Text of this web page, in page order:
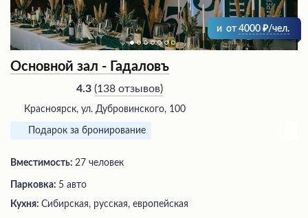
и от 4000 /чел.
Основной зал - Гадаловъ
4.3 (138 отзывов)
Красноярск, ул. Дубровинского, 100
Подарок за бронирование
Вместимость: 27 человек
Парковка: 5 авто
Кухня: Сибирская, русская, европейская